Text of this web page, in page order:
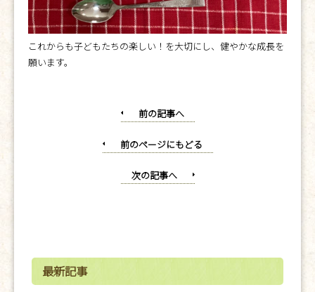
これからも子どもたちの楽しい！を大切にし、健やかな成長を
願います。
前の記事へ
前のページにもどる
次の記事へ
最新記事